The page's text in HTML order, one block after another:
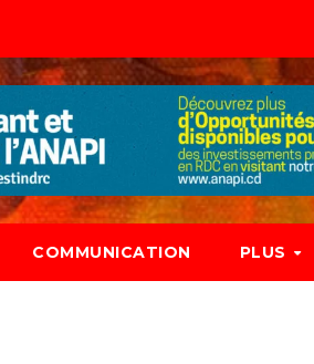
COMMUNICATION PLUS